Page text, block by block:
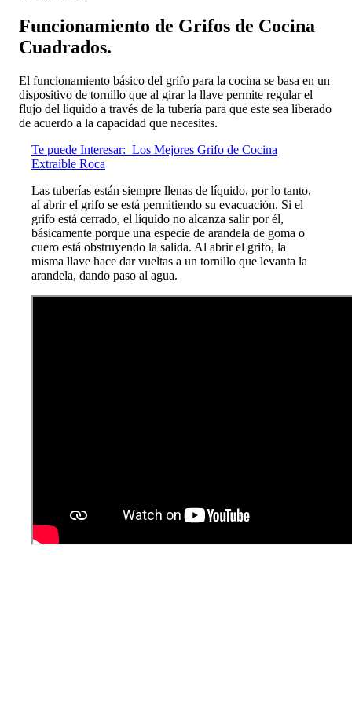
Funcionamiento de Grifos de Cocina
Cuadrados.
El funcionamiento básico del grifo para la cocina se basa en un
dispositivo de tornillo que al girar la llave permite regular el
flujo del liquido a través de la tubería para que este sea liberado
de acuerdo a la capacidad que necesites.
Te puede Interesar: Los Mejores Grifo de Cocina
Extraíble Roca
Las tuberías están siempre llenas de líquido, por lo tanto,
al abrir el grifo se está permitiendo su evacuación. Si el
grifo está cerrado, el líquido no alcanza salir por él,
básicamente porque una especie de arandela de goma o
cuero está obstruyendo la salida. Al abrir el grifo, la
misma llave hace dar vueltas a un tornillo que levanta la
arandela, dando paso al agua.